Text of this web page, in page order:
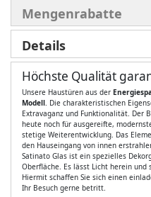
Mengenrabatte
Details
Höchste Qualität
Unsere Haustüren aus der
Modell . Die charakteristischen
Extravaganz und Funktionalität. Der
heute noch für ausgereifte,
stetige Weiterentwicklung. Das
den Hauseingang von innen
Satinato Glas ist ein spezielles
Oberfläche. Es lässt Licht herein und
Hiermit schaffen Sie sich einen
Ihr Besuch gerne betritt.